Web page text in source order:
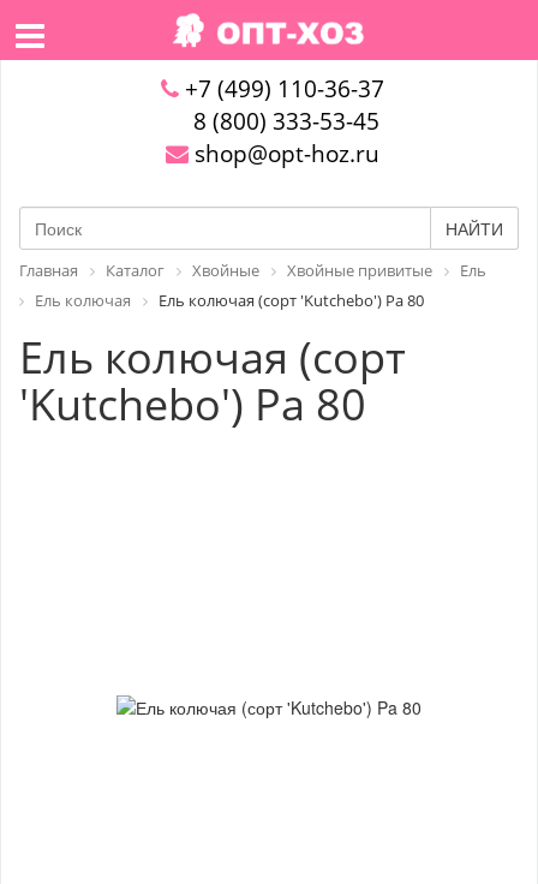
+7 (499) 110-36-37
8 (800) 333-53-45
shop@opt-hoz.ru
НАЙТИ
Главная Каталог Хвойные Хвойные привитые
Ель
Ель колючая
Ель колючая (сорт 'Kutchebo') Pa 80
Ель колючая (сорт
'Kutchebo') Pa 80